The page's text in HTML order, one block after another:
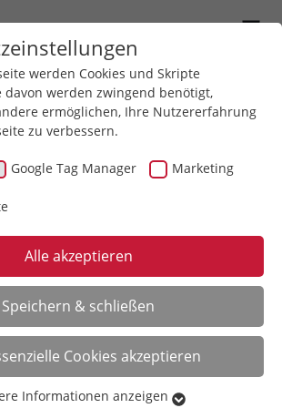
vs. Dia
ist eine Methode, mit der sich
und in verschiedener
lässt. Auch mit
können Dias digital
Diese Technik
werden Cookies und Skripte
davon werden zwingend benötigt,
ermöglichen, Ihre Nutzererfahrung
zu verbessern.
Google Tag Manager Marketing
Alle akzeptieren
Speichern & schließen
Cookies akzeptieren
Informationen anzeigen